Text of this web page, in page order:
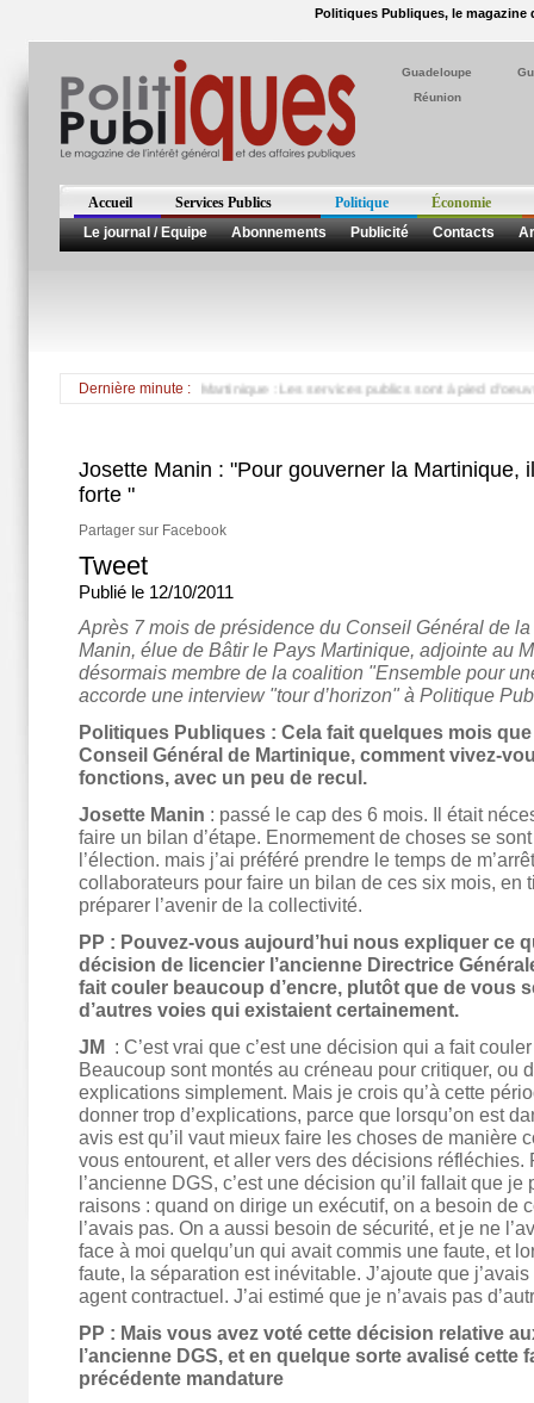
Politiques Publiques, le magazine
Guadeloupe
Réunion
Accueil Services Publics Politique
Économie
Le journal / Equipe
Abonnements Publicité Contacts
Dernière minute :
dans le sud de la Martinique : Les services publics sont à pied d'oeuvre ***
Josette Manin : "Pour gouverner la Martinique,
forte "
Partager sur Facebook
Tweet
Publié le 12/10/2011
Après 7 mois de présidence du Conseil Général de
Manin, élue de Bâtir le Pays Martinique, adjointe au
désormais membre de la coalition "Ensemble pour
accorde une interview "tour d’horizon" à Politique
Politiques Publiques : Cela fait quelques mois
Conseil Général de Martinique, comment vivez-
fonctions, avec un peu de recul.
Josette Manin : passé le cap des 6 mois. Il était
faire un bilan d’étape. Enormement de choses se
l’élection. mais j’ai préféré prendre le temps de
collaborateurs pour faire un bilan de ces six mois, en
préparer l’avenir de la collectivité.
PP : Pouvez-vous aujourd’hui nous expliquer ce
décision de licencier l’ancienne Directrice
fait couler beaucoup d’encre, plutôt que de vous
d’autres voies qui existaient certainement.
JM : C’est vrai que c’est une décision qui a fait
Beaucoup sont montés au créneau pour critiquer, ou
explications simplement. Mais je crois qu’à cette
donner trop d’explications, parce que lorsqu’on est
avis est qu’il vaut mieux faire les choses de manière
vous entourent, et aller vers des décisions réfléchies.
l’ancienne DGS, c’est une décision qu’il fallait que je
raisons : quand on dirige un exécutif, on a besoin de
l’avais pas. On a aussi besoin de sécurité, et je ne
face à moi quelqu’un qui avait commis une faute, et
faute, la séparation est inévitable. J’ajoute que
agent contractuel. J’ai estimé que je n’avais pas
PP : Mais vous avez voté cette décision relative
l’ancienne DGS, et en quelque sorte avalisé cette
précédente mandature